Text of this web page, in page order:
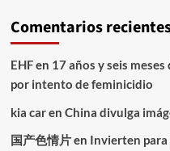
Comentarios
EHFen 17 años y seis meses
por intento de feminicidio
kia caren China divulga
国产色情片en Invierten para